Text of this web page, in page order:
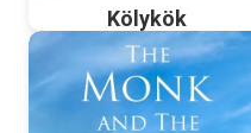
Kölykök